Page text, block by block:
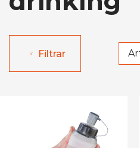
Filtrar